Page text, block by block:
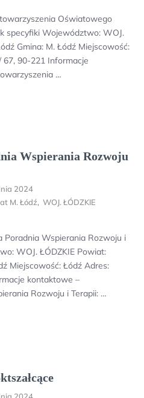
Oświatowego
specyfiki Województwo: WOJ.
Gmina: M. Łódź Miejscowość:
90-221 Informacje
…
Wspierania Rozwoju
2024
M. Łódź, WOJ. ŁÓDZKIE
Poradnia Wspierania Rozwoju i
WOJ. ŁÓDZKIE Powiat:
Miejscowość: Łódź Adres:
kontaktowe –
Rozwoju i Terapii: …